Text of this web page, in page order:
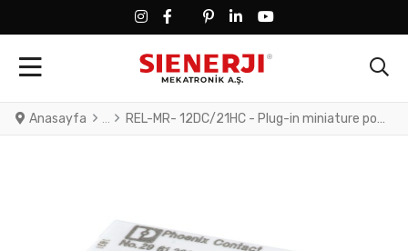
FACEBOOK SOCIAL LINK
FACEBOOK SOCIAL LINK
TWITTER SOCIAL LINK
PINTEREST SOCIAL LINK
LINKEDIN SOCIAL LINK
YOUTUBE SOCIAL LINK
Anasayfa REL-MR- 12DC/21HC - Plug-in miniature power relay, with power contact for high continuous currents, 1 changeover contact, input voltage 12 V DC